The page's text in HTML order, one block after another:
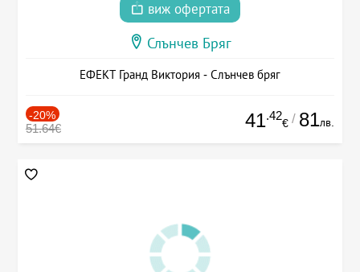
виж офертата
Слънчев Бряг
ЕФЕКТ Гранд Виктория - Слънчев бряг
-20%
51.64€ 41.42
€ / 81лв.